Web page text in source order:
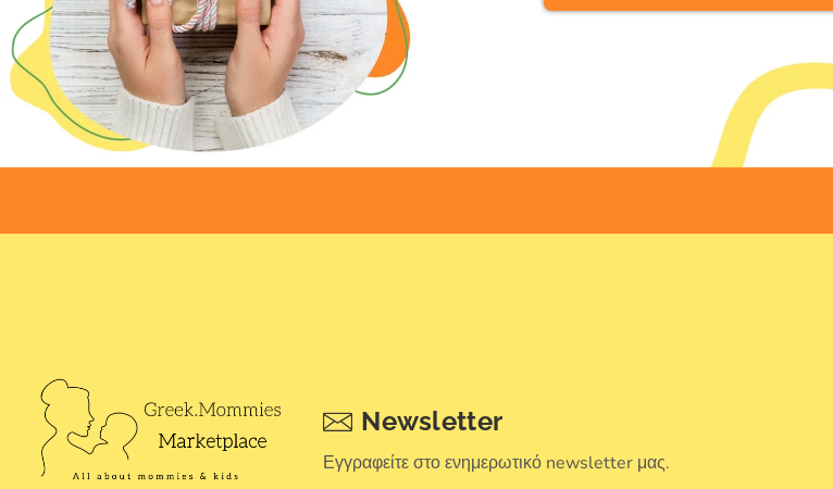
Newsletter
Εγγραφείτε στο ενημερωτικό newsletter μας.